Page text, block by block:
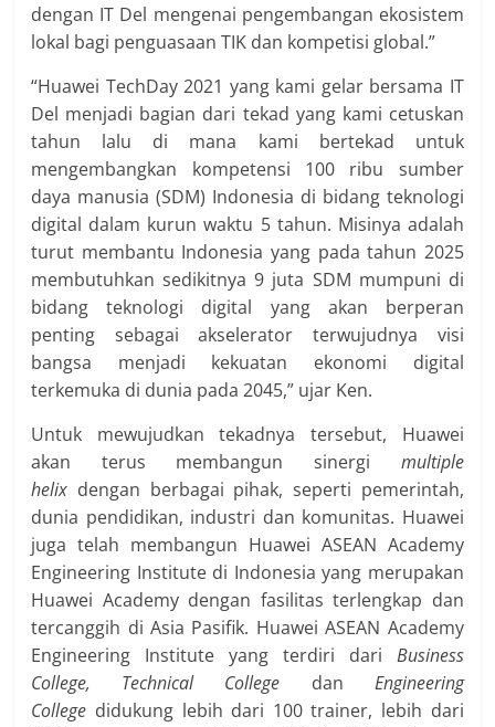
dengan IT Del mengenai pengembangan ekosistem
lokal bagi penguasaan TIK dan kompetisi global.”
“Huawei TechDay 2021 yang kami gelar bersama IT
Del menjadi bagian dari tekad yang kami cetuskan
tahun lalu di mana kami bertekad untuk
mengembangkan kompetensi 100 ribu sumber
daya manusia (SDM) Indonesia di bidang teknologi
digital dalam kurun waktu 5 tahun. Misinya adalah
turut membantu Indonesia yang pada tahun 2025
membutuhkan sedikitnya 9 juta SDM mumpuni di
bidang teknologi digital yang akan berperan
penting sebagai akselerator terwujudnya visi
bangsa menjadi kekuatan ekonomi digital
terkemuka di dunia pada 2045,” ujar Ken.
Untuk mewujudkan tekadnya tersebut, Huawei
akan terus membangun sinergi multiple
helix dengan berbagai pihak, seperti pemerintah,
dunia pendidikan, industri dan komunitas. Huawei
juga telah membangun Huawei ASEAN Academy
Engineering Institute di Indonesia yang merupakan
Huawei Academy dengan fasilitas terlengkap dan
tercanggih di Asia Pasifik. Huawei ASEAN Academy
Engineering Institute yang terdiri dari Business
College, Technical College dan Engineering
College didukung lebih dari 100 trainer, lebih dari